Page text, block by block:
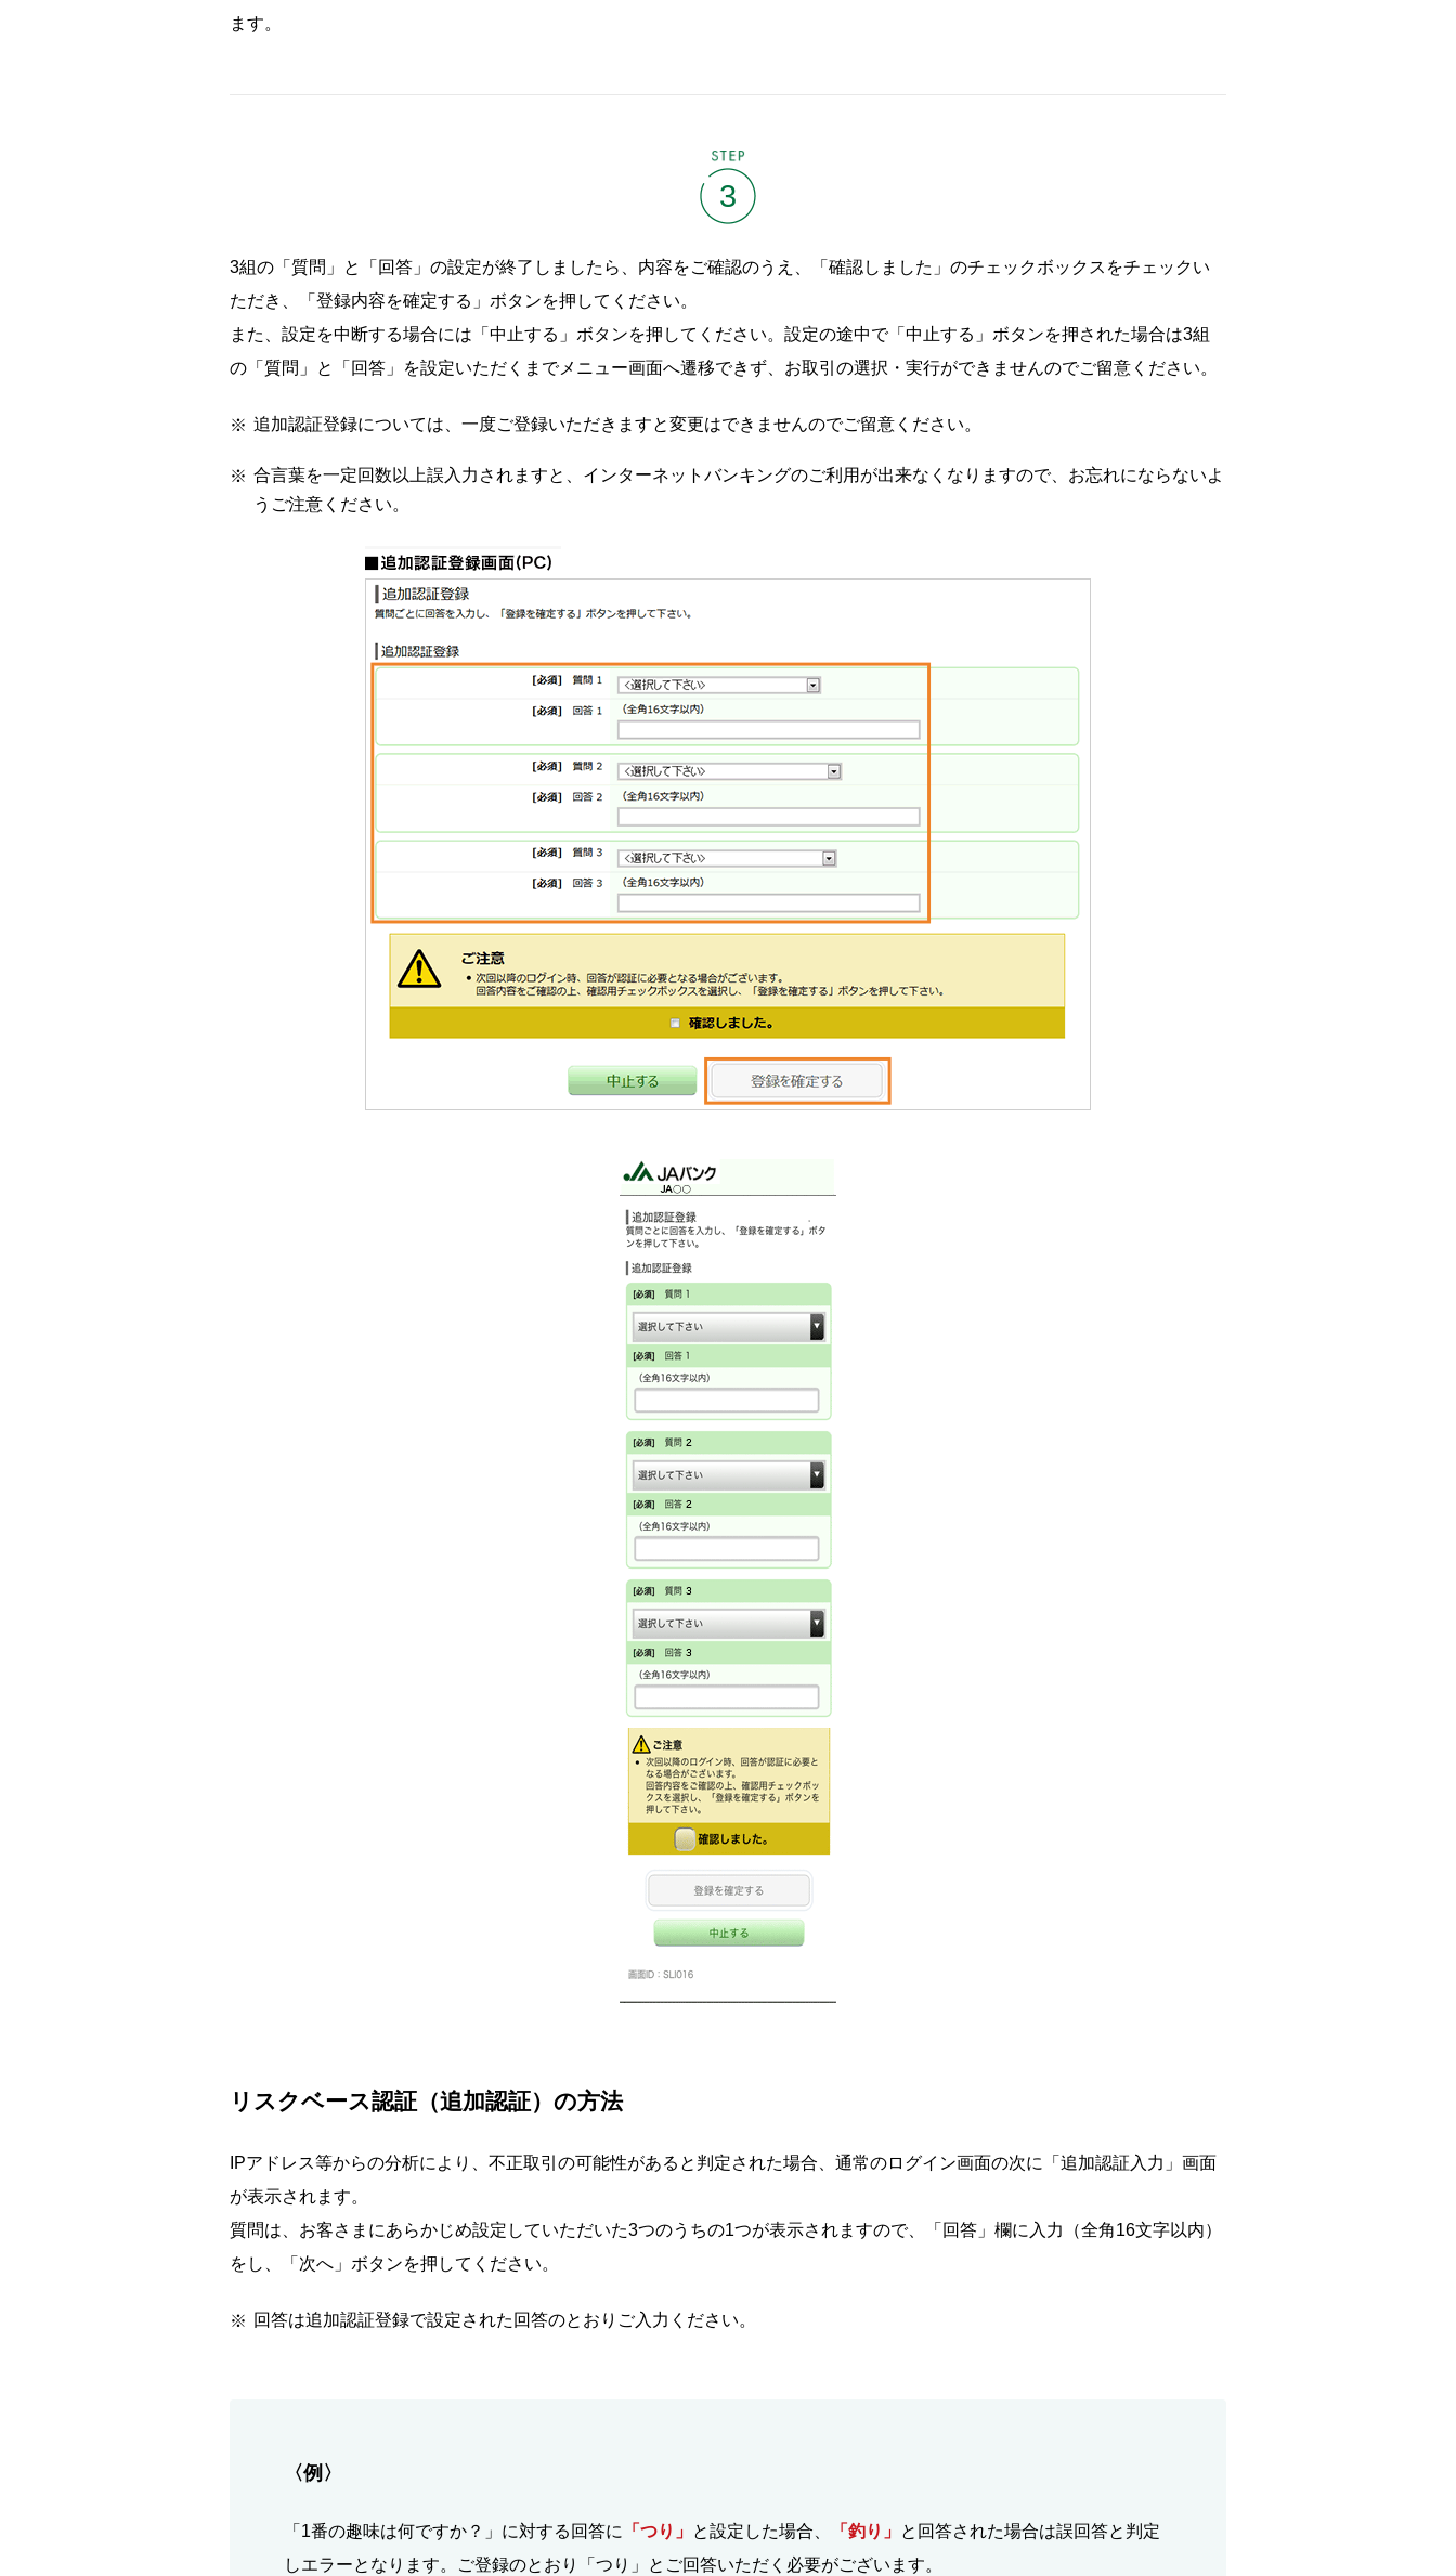
ます。
3
3組の「質問」と「回答」の設定が終了しましたら、内容をご確認のうえ、「確認しました」のチェックボックスをチェックい
ただき、「登録内容を確定する」ボタンを押してください。
また、設定を中断する場合には「中止する」ボタンを押してください。設定の途中で「中止する」ボタンを押された場合は3組
の「質問」と「回答」を設定いただくまでメニュー画面へ遷移できず、お取引の選択・実行ができませんのでご留意ください。
追加認証登録については、一度ご登録いただきますと変更はできませんのでご留意ください。
合言葉を一定回数以上誤入力されますと、インターネットバンキングのご利用が出来なくなりますので、お忘れにならないよ
うご注意ください。
リスクベース認証（追加認証）の方法
IPアドレス等からの分析により、不正取引の可能性があると判定された場合、通常のログイン画面の次に「追加認証入力」画面
が表示されます。
質問は、お客さまにあらかじめ設定していただいた3つのうちの1つが表示されますので、「回答」欄に入力（全角16文字以内）
をし、「次へ」ボタンを押してください。
回答は追加認証登録で設定された回答のとおりご入力ください。
〈例〉
「1番の趣味は何ですか？」に対する回答に 「つり」 と設定した場合、 「釣り」 と回答された場合は誤回答と判定
しエラーとなります。ご登録のとおり「つり」とご回答いただく必要がございます。